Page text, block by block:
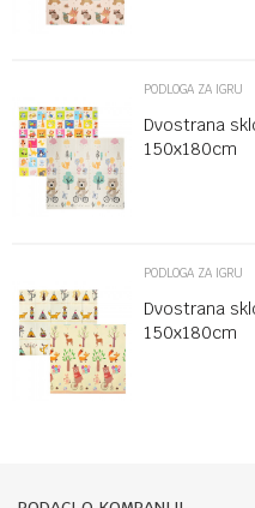
PODLOGA ZA IGRU
Dvostrana
150x180cm
PODLOGA ZA IGRU
Dvostrana
150x180cm